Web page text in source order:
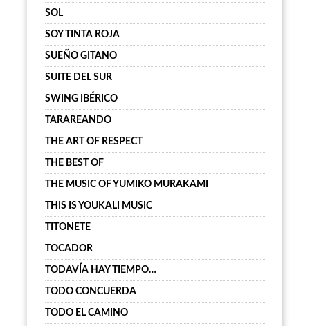
SOL
SOY TINTA ROJA
SUEÑO GITANO
SUITE DEL SUR
SWING IBÉRICO
TARAREANDO
THE ART OF RESPECT
THE BEST OF
THE MUSIC OF YUMIKO MURAKAMI
THIS IS YOUKALI MUSIC
TITONETE
TOCADOR
TODAVÍA HAY TIEMPO…
TODO CONCUERDA
TODO EL CAMINO